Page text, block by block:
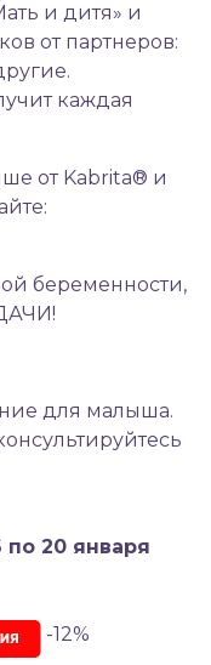
и дитя» и
от партнеров:
каждая
от Kabrita® и
беременности,
для малыша.
по 20 января
-12%